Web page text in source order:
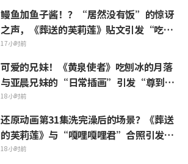
鳗鱼加鱼子酱！？“居然没有饭”的惊讶
之声，《葬送的芙莉莲》贴文引发“吃白
烧才是懂行”的热烈反响
17小时前
可爱的兄妹！《黄泉使者》吃刨冰的月落
与亚晨兄妹的“日常插画”引发“尊到升
天”“完全就是情侣嘛”等热烈反响
18小时前
还原动画第31集洗完澡后的场景？《葬送
的芙莉莲》与“嘎哩嘎哩君”合照引发
“头发像是裹着浴巾”热议
18小时前